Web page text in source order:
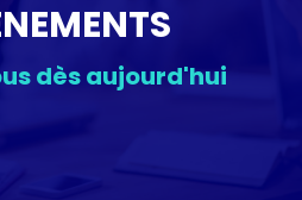
dès aujourd'hui